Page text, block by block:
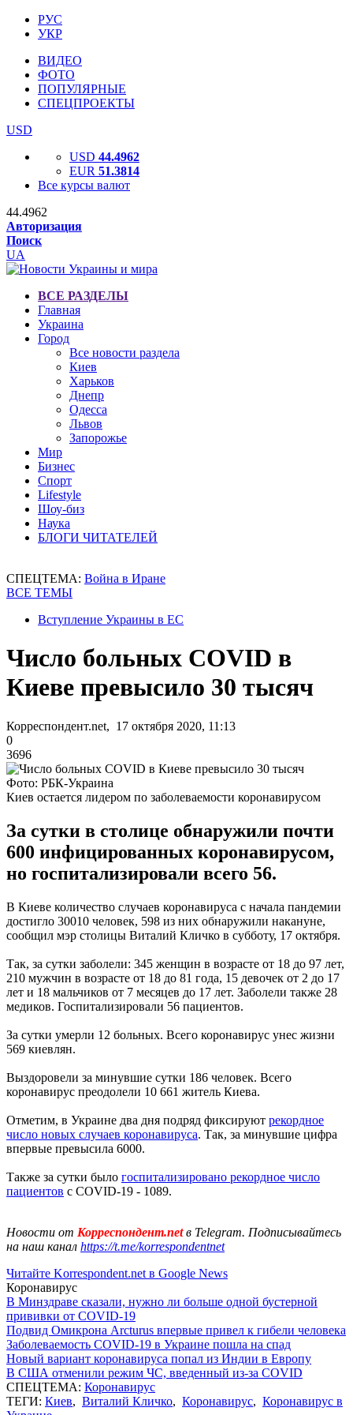
РУС
УКР
ВИДЕО
ФОТО
ПОПУЛЯРНЫЕ
СПЕЦПРОЕКТЫ
USD
USD 44.4962
EUR 51.3814
Все курсы валют
44.4962
Авторизация
Поиск
UA
ВСЕ РАЗДЕЛЫ
Главная
Украина
Город
Все новости раздела
Киев
Харьков
Днепр
Одесса
Львов
Запорожье
Мир
Бизнес
Спорт
Lifestyle
Шоу-биз
Наука
БЛОГИ ЧИТАТЕЛЕЙ
СПЕЦТЕМА: Война в Иране
ВСЕ ТЕМЫ
Вступление Украины в ЕС
Число больных COVID в
Киеве превысило 30 тысяч
Корреспондент.net, 17 октября 2020, 11:13
0
3696
Фото: РБК-Украина
Киев остается лидером по заболеваемости коронавирусом
За сутки в столице обнаружили почти
600 инфицированных коронавирусом,
но госпитализировали всего 56.
В Киеве количество случаев коронавируса с начала пандемии
достигло 30010 человек, 598 из них обнаружили накануне,
сообщил мэр столицы Виталий Кличко в субботу, 17 октября.
Так, за сутки заболели: 345 женщин в возрасте от 18 до 97 лет,
210 мужчин в возрасте от 18 до 81 года, 15 девочек от 2 до 17
лет и 18 мальчиков от 7 месяцев до 17 лет. Заболели также 28
медиков. Госпитализировали 56 пациентов.
За сутки умерли 12 больных. Всего коронавирус унес жизни
569 киевлян.
Выздоровели за минувшие сутки 186 человек. Всего
коронавирус преодолели 10 661 житель Киева.
Отметим, в Украине два дня подряд фиксируют рекордное
число новых случаев коронавируса. Так, за минувшие цифра
впервые превысила 6000.
Также за сутки было госпитализировано рекордное число
пациентов с COVID-19 - 1089.
Новости от Корреспондент.netв Telegram. Подписывайтесь
на наш канал https://t.me/korrespondentnet
Читайте Korrespondent.net в Google News
Коронавирус
В Минздраве сказали, нужно ли больше одной бустерной
прививки от COVID-19
Подвид Омикрона Arcturus впервые привел к гибели человека
Заболеваемость COVID-19 в Украине пошла на спад
Новый вариант коронавируса попал из Индии в Европу
В США отменили режим ЧС, введенный из-за COVID
СПЕЦТЕМА: Коронавирус
ТЕГИ: Киев, Виталий Кличко, Коронавирус, Коронавирус в